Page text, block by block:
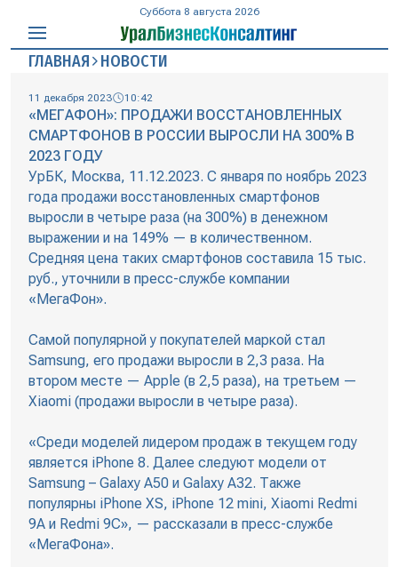
Суббота 8 августа 2026
ГЛАВНАЯ НОВОСТИ
11 декабря 2023 10:42
«МЕГАФОН»: ПРОДАЖИ ВОССТАНОВЛЕННЫХ
СМАРТФОНОВ В РОССИИ ВЫРОСЛИ НА 300% В
2023 ГОДУ
УрБК, Москва, 11.12.2023. С января по ноябрь 2023
года продажи восстановленных смартфонов
выросли в четыре раза (на 300%) в денежном
выражении и на 149% — в количественном.
Средняя цена таких смартфонов составила 15 тыс.
руб., уточнили в пресс-службе компании
«МегаФон».
Самой популярной у покупателей маркой стал
Samsung, его продажи выросли в 2,3 раза. На
втором месте — Apple (в 2,5 раза), на третьем —
Xiaomi (продажи выросли в четыре раза).
«Среди моделей лидером продаж в текущем году
является iPhone 8. Далее следуют модели от
Samsung – Galaxy A50 и Galaxy A32. Также
популярны iPhone XS, iPhone 12 mini, Xiaomi Redmi
9A и Redmi 9C», — рассказали в пресс-службе
«МегаФона».